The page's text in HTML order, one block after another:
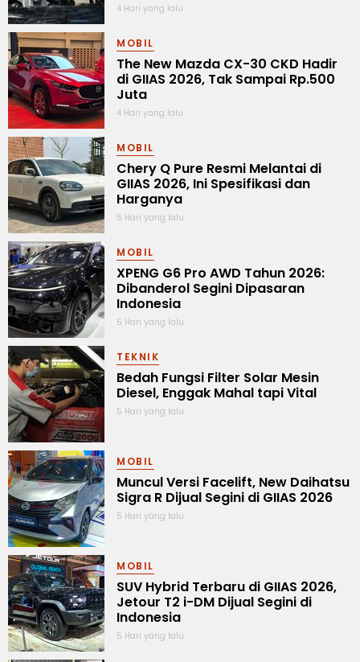
4 Hari yang lalu
MOBIL
The New Mazda CX-30 CKD Hadir
di GIIAS 2026, Tak Sampai Rp.500
Juta
4 Hari yang lalu
MOBIL
Chery Q Pure Resmi Melantai di
GIIAS 2026, Ini Spesifikasi dan
Harganya
5 Hari yang lalu
MOBIL
XPENG G6 Pro AWD Tahun 2026:
Dibanderol Segini Dipasaran
Indonesia
5 Hari yang lalu
TEKNIK
Bedah Fungsi Filter Solar Mesin
Diesel, Enggak Mahal tapi Vital
5 Hari yang lalu
MOBIL
Muncul Versi Facelift, New Daihatsu
Sigra R Dijual Segini di GIIAS 2026
5 Hari yang lalu
MOBIL
SUV Hybrid Terbaru di GIIAS 2026,
Jetour T2 i-DM Dijual Segini di
Indonesia
5 Hari yang lalu